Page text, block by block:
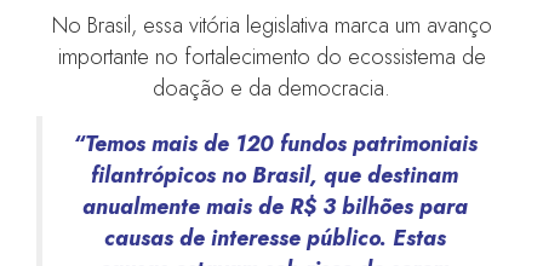
No Brasil, essa vitória legislativa marca um avanço
importante no fortalecimento do ecossistema de
doação e da democracia.
“Temos mais de 120 fundos patrimoniais
filantrópicos no Brasil, que destinam
anualmente mais de R$ 3 bilhões para
causas de interesse público. Estas